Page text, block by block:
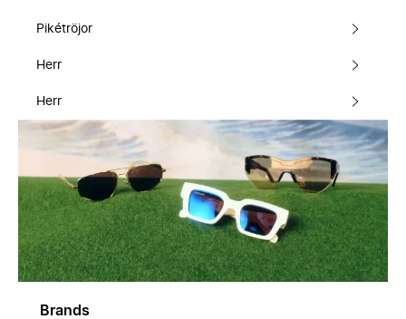
Pikétröjor
Herr
Herr
Brands